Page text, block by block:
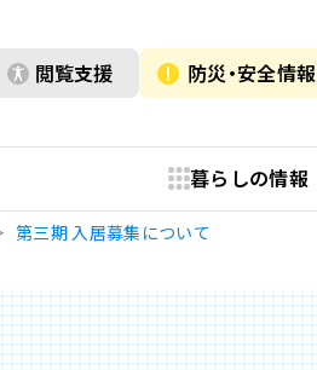
閲覧支援 防災・安全情報
暮らしの情報
第三期 入居募集について